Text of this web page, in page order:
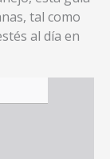
tal como
al día en